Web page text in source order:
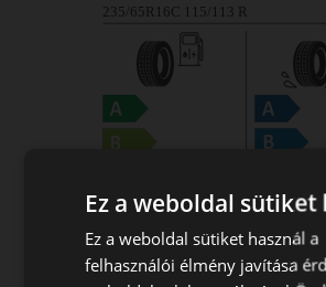
Ez a weboldal sütiket
Ez a weboldal sütiket használ a
felhasználói élmény javítása